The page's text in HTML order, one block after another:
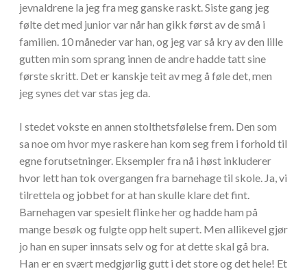
jevnaldrene la jeg fra meg ganske raskt. Siste gang jeg
følte det med junior var når han gikk først av de små i
familien. 10 måneder var han, og jeg var så kry av den lille
gutten min som sprang innen de andre hadde tatt sine
første skritt. Det er kanskje teit av meg å føle det, men
jeg synes det var stas jeg da.
I stedet vokste en annen stolthetsfølelse frem. Den som
sa noe om hvor mye raskere han kom seg frem i forhold til
egne forutsetninger. Eksempler fra nå i høst inkluderer
hvor lett han tok overgangen fra barnehage til skole. Ja, vi
tilrettela og jobbet for at han skulle klare det fint.
Barnehagen var spesielt flinke her og hadde ham på
mange besøk og fulgte opp helt supert. Men allikevel gjør
jo han en super innsats selv og for at dette skal gå bra.
Han er en svært medgjørlig gutt i det store og det hele! Et